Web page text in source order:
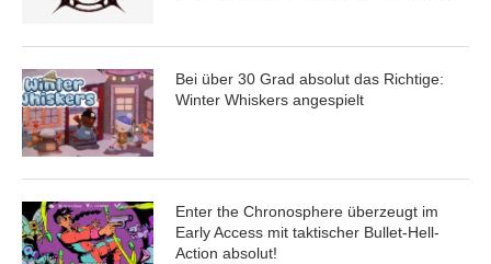
Bei über 30 Grad absolut das Richtige:
Winter Whiskers angespielt
Enter the Chronosphere überzeugt im
Early Access mit taktischer Bullet-Hell-
Action absolut!